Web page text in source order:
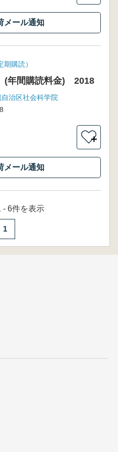
メール通知
購読）
年間購読料金) 2018
治区社会科学院
＋
メール通知
- 6件を表示
1